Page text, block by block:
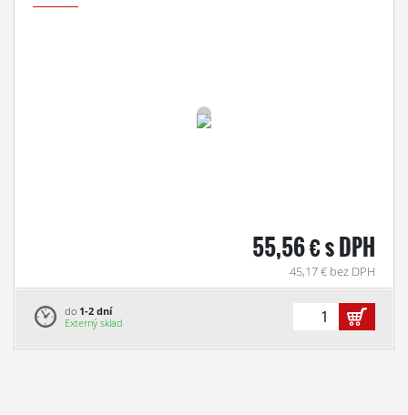
55,56 € s DPH
45,17 € bez DPH
do 1-2 dní
Externý sklad